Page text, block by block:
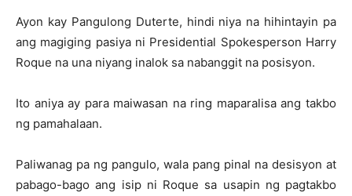
Ayon kay Pangulong Duterte, hindi niya na hihintayin pa
ang magiging pasiya ni Presidential Spokesperson Harry
Roque na una niyang inalok sa nabanggit na posisyon.
Ito aniya ay para maiwasan na ring maparalisa ang takbo
ng pamahalaan.
Paliwanag pa ng pangulo, wala pang pinal na desisyon at
pabago-bago ang isip ni Roque sa usapin ng pagtakbo